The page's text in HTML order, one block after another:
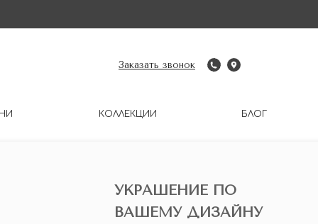
БЛОГ
КОЛЛЕКЦИИ
Заказать звонок
УКРАШЕНИЕ ПО
ВАШЕМУ ДИЗАЙНУ